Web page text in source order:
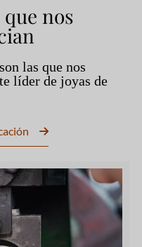
nos
las que nos
líder de joyas de